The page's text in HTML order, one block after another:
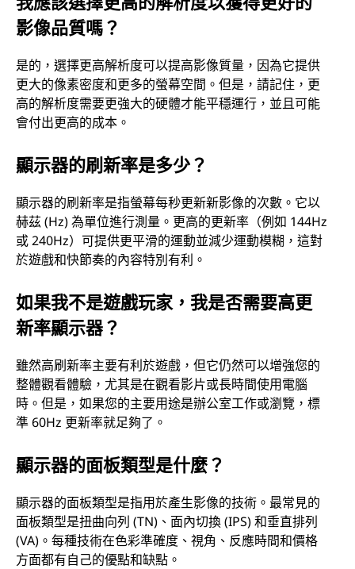
影像品質嗎？
是的，選擇更高解析度可以提高影像質量，因為它提供
更大的像素密度和更多的螢幕空間。但是，請記住，更
高的解析度需要更強大的硬體才能平穩運行，並且可能
會付出更高的成本。
顯示器的刷新率是多少？
顯示器的刷新率是指螢幕每秒更新新影像的次數。它以
赫茲 (Hz) 為單位進行測量。更高的更新率（例如 144Hz
或 240Hz）可提供更平滑的運動並減少運動模糊，這對
於遊戲和快節奏的內容特別有利。
如果我不是遊戲玩家，我是否需要高更
新率顯示器？
雖然高刷新率主要有利於遊戲，但它仍然可以增強您的
整體觀看體驗，尤其是在觀看影片或長時間使用電腦
時。但是，如果您的主要用途是辦公室工作或瀏覽，標
準 60Hz 更新率就足夠了。
顯示器的面板類型是什麼？
顯示器的面板類型是指用於產生影像的技術。最常見的
面板類型是扭曲向列 (TN)、面內切換 (IPS) 和垂直排列
(VA)。每種技術在色彩準確度、視角、反應時間和價格
方面都有自己的優點和缺點。